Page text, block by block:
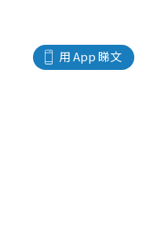
用 App 睇文